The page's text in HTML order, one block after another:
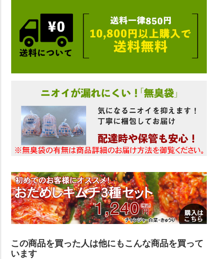
この商品を買った人は他にもこんな商品を買って
います